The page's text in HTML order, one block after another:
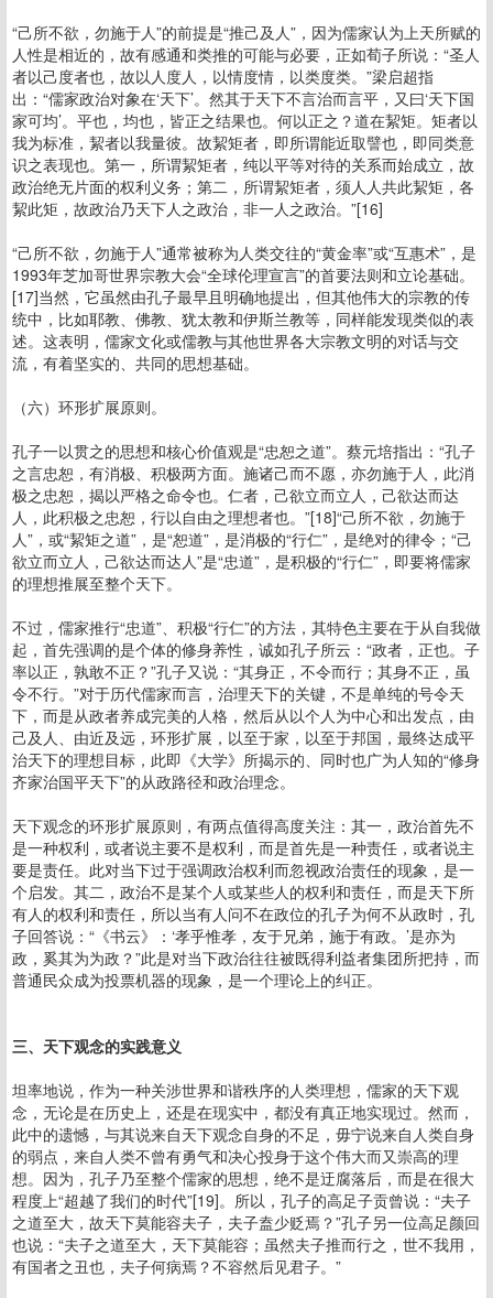
“己所不欲，勿施于人”的前提是“推己及人”，因为儒家认为上天所赋的
人性是相近的，故有感通和类推的可能与必要，正如荀子所说：“圣人
者以己度者也，故以人度人，以情度情，以类度类。”梁启超指
出：“儒家政治对象在‘天下’。然其于天下不言治而言平，又曰‘天下国
家可均’。平也，均也，皆正之结果也。何以正之？道在絜矩。矩者以
我为标准，絜者以我量彼。故絜矩者，即所谓能近取譬也，即同类意
识之表现也。第一，所谓絜矩者，纯以平等对待的关系而始成立，故
政治绝无片面的权利义务；第二，所谓絜矩者，须人人共此絜矩，各
絜此矩，故政治乃天下人之政治，非一人之政治。”[16]
“己所不欲，勿施于人”通常被称为人类交往的“黄金率”或“互惠术”，是
1993年芝加哥世界宗教大会“全球伦理宣言”的首要法则和立论基础。
[17]当然，它虽然由孔子最早且明确地提出，但其他伟大的宗教的传
统中，比如耶教、佛教、犹太教和伊斯兰教等，同样能发现类似的表
述。这表明，儒家文化或儒教与其他世界各大宗教文明的对话与交
流，有着坚实的、共同的思想基础。
（六）环形扩展原则。
孔子一以贯之的思想和核心价值观是“忠恕之道”。蔡元培指出：“孔子
之言忠恕，有消极、积极两方面。施诸己而不愿，亦勿施于人，此消
极之忠恕，揭以严格之命令也。仁者，己欲立而立人，己欲达而达
人，此积极之忠恕，行以自由之理想者也。”[18]“己所不欲，勿施于
人”，或“絜矩之道”，是“恕道”，是消极的“行仁”，是绝对的律令；“己
欲立而立人，己欲达而达人”是“忠道”，是积极的“行仁”，即要将儒家
的理想推展至整个天下。
不过，儒家推行“忠道”、积极“行仁”的方法，其特色主要在于从自我做
起，首先强调的是个体的修身养性，诚如孔子所云：“政者，正也。子
率以正，孰敢不正？”孔子又说：“其身正，不令而行；其身不正，虽
令不行。”对于历代儒家而言，治理天下的关键，不是单纯的号令天
下，而是从政者养成完美的人格，然后从以个人为中心和出发点，由
己及人、由近及远，环形扩展，以至于家，以至于邦国，最终达成平
治天下的理想目标，此即《大学》所揭示的、同时也广为人知的“修身
齐家治国平天下”的从政路径和政治理念。
天下观念的环形扩展原则，有两点值得高度关注：其一，政治首先不
是一种权利，或者说主要不是权利，而是首先是一种责任，或者说主
要是责任。此对当下过于强调政治权利而忽视政治责任的现象，是一
个启发。其二，政治不是某个人或某些人的权利和责任，而是天下所
有人的权利和责任，所以当有人问不在政位的孔子为何不从政时，孔
子回答说：“《书云》：‘孝乎惟孝，友于兄弟，施于有政。’是亦为
政，奚其为为政？”此是对当下政治往往被既得利益者集团所把持，而
普通民众成为投票机器的现象，是一个理论上的纠正。
三、天下观念的实践意义
坦率地说，作为一种关涉世界和谐秩序的人类理想，儒家的天下观
念，无论是在历史上，还是在现实中，都没有真正地实现过。然而，
此中的遗憾，与其说来自天下观念自身的不足，毋宁说来自人类自身
的弱点，来自人类不曾有勇气和决心投身于这个伟大而又崇高的理
想。因为，孔子乃至整个儒家的思想，绝不是迂腐落后，而是在很大
程度上“超越了我们的时代”[19]。所以，孔子的高足子贡曾说：“夫子
之道至大，故天下莫能容夫子，夫子盍少贬焉？”孔子另一位高足颜回
也说：“夫子之道至大，天下莫能容；虽然夫子推而行之，世不我用，
有国者之丑也，夫子何病焉？不容然后见君子。”